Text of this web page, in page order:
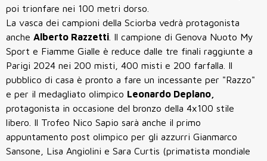
poi trionfare nei 100 metri dorso.
La vasca dei campioni della Sciorba vedrà protagonista
anche Alberto Razzetti . Il campione di Genova Nuoto My
Sport e Fiamme Gialle è reduce dalle tre finali raggiunte a
Parigi 2024 nei 200 misti, 400 misti e 200 farfalla. Il
pubblico di casa è pronto a fare un incessante per "Razzo"
e per il medagliato olimpico Leonardo Deplano,
protagonista in occasione del bronzo della 4x100 stile
libero. Il Trofeo Nico Sapio sarà anche il primo
appuntamento post olimpico per gli azzurri Gianmarco
Sansone, Lisa Angiolini e Sara Curtis (primatista mondiale